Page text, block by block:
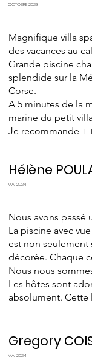
OCTOBRE 2023
Magnifique villa
des vacances au
Grande piscine
splendide sur la
Corse.
A 5 minutes de la
marine du petit
Je recommande
Hélène
MAI 2024
Nous avons passé
La piscine avec
est non seulement
décorée. Chaque
Nous nous
Les hôtes sont
absolument. Cette
Gregory
MAI 2024